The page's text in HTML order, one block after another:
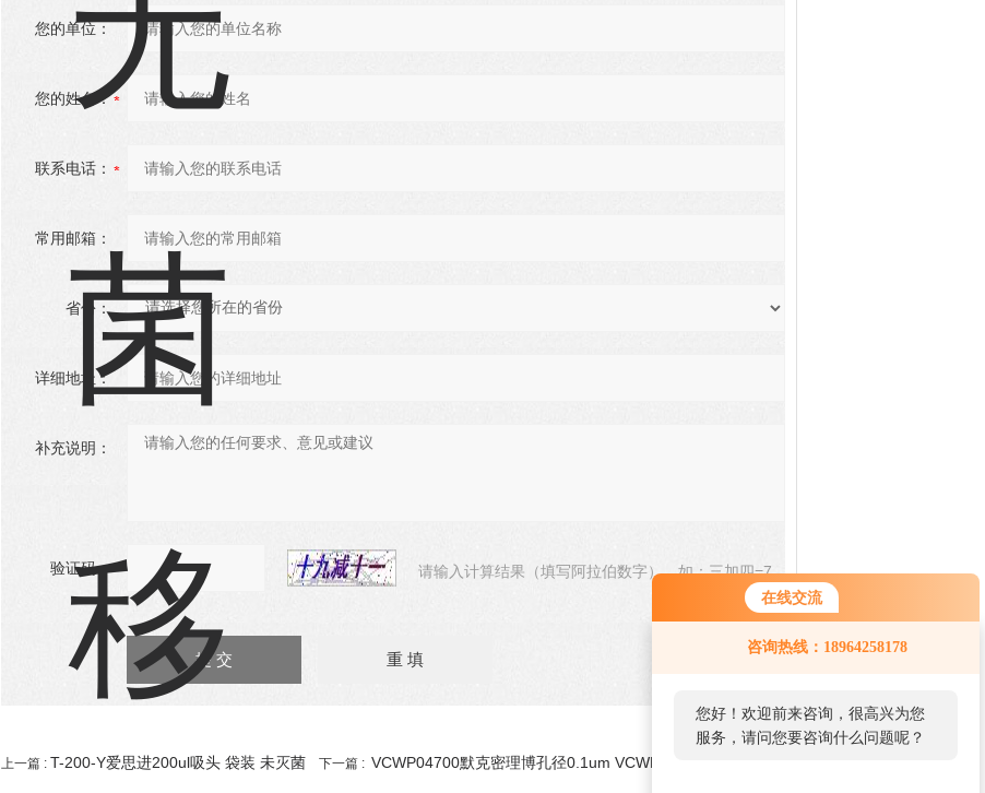
在线交流
咨询热线：18964258178
您好！欢迎前来咨询，很高兴为您
服务，请问您要咨询什么问题呢？
您的单位：
您的姓名：
联系电话：
常用邮箱：
省份：
详细地址：
补充说明：
验证码： 请输入计算结果（填写阿拉伯数字），如：三加四=7
上一篇 : T-200-Y爱思进200ul吸头 袋装 未灭菌 下一篇 : VCWP04700默克密理博孔径0.1um VCWP混合纤维素滤膜